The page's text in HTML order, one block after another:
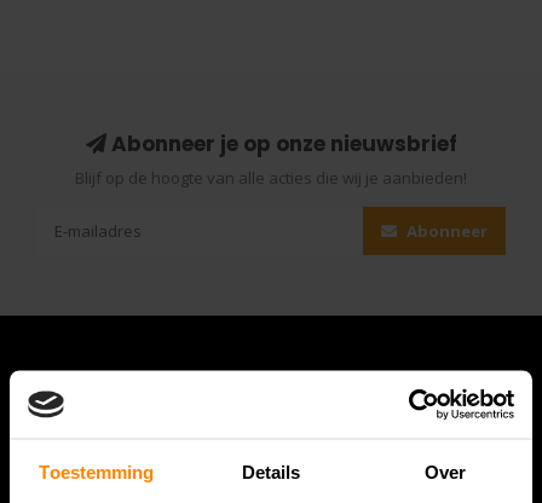
Toestemming Details Over
Abonneer je op onze nieuwsbrief
Blijf op de hoogte van alle acties die wij je aanbieden!
Abonneer